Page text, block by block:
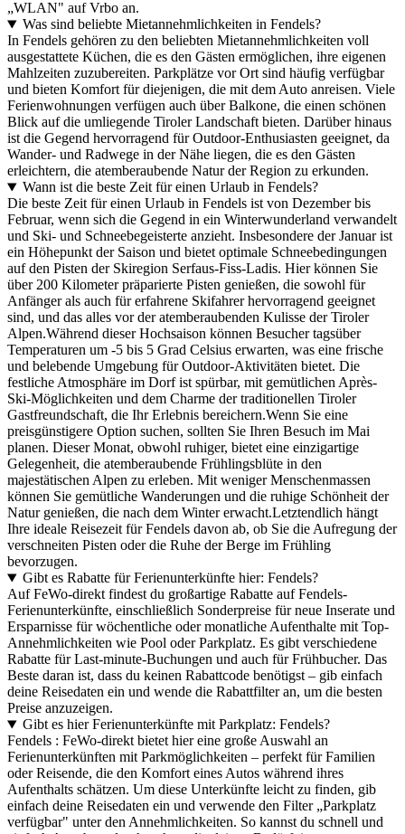
„WLAN" auf Vrbo an.
Was sind beliebte Mietannehmlichkeiten in Fendels?
In Fendels gehören zu den beliebten Mietannehmlichkeiten voll
ausgestattete Küchen, die es den Gästen ermöglichen, ihre eigenen
Mahlzeiten zuzubereiten. Parkplätze vor Ort sind häufig verfügbar
und bieten Komfort für diejenigen, die mit dem Auto anreisen. Viele
Ferienwohnungen verfügen auch über Balkone, die einen schönen
Blick auf die umliegende Tiroler Landschaft bieten. Darüber hinaus
ist die Gegend hervorragend für Outdoor-Enthusiasten geeignet, da
Wander- und Radwege in der Nähe liegen, die es den Gästen
erleichtern, die atemberaubende Natur der Region zu erkunden.
Wann ist die beste Zeit für einen Urlaub in Fendels?
Die beste Zeit für einen Urlaub in Fendels ist von Dezember bis
Februar, wenn sich die Gegend in ein Winterwunderland verwandelt
und Ski- und Schneebegeisterte anzieht. Insbesondere der Januar ist
ein Höhepunkt der Saison und bietet optimale Schneebedingungen
auf den Pisten der Skiregion Serfaus-Fiss-Ladis. Hier können Sie
über 200 Kilometer präparierte Pisten genießen, die sowohl für
Anfänger als auch für erfahrene Skifahrer hervorragend geeignet
sind, und das alles vor der atemberaubenden Kulisse der Tiroler
Alpen.Während dieser Hochsaison können Besucher tagsüber
Temperaturen um -5 bis 5 Grad Celsius erwarten, was eine frische
und belebende Umgebung für Outdoor-Aktivitäten bietet. Die
festliche Atmosphäre im Dorf ist spürbar, mit gemütlichen Après-
Ski-Möglichkeiten und dem Charme der traditionellen Tiroler
Gastfreundschaft, die Ihr Erlebnis bereichern.Wenn Sie eine
preisgünstigere Option suchen, sollten Sie Ihren Besuch im Mai
planen. Dieser Monat, obwohl ruhiger, bietet eine einzigartige
Gelegenheit, die atemberaubende Frühlingsblüte in den
majestätischen Alpen zu erleben. Mit weniger Menschenmassen
können Sie gemütliche Wanderungen und die ruhige Schönheit der
Natur genießen, die nach dem Winter erwacht.Letztendlich hängt
Ihre ideale Reisezeit für Fendels davon ab, ob Sie die Aufregung der
verschneiten Pisten oder die Ruhe der Berge im Frühling
bevorzugen.
Gibt es Rabatte für Ferienunterkünfte hier: Fendels?
Auf FeWo-direkt findest du großartige Rabatte auf Fendels-
Ferienunterkünfte, einschließlich Sonderpreise für neue Inserate und
Ersparnisse für wöchentliche oder monatliche Aufenthalte mit Top-
Annehmlichkeiten wie Pool oder Parkplatz. Es gibt verschiedene
Rabatte für Last-minute-Buchungen und auch für Frühbucher. Das
Beste daran ist, dass du keinen Rabattcode benötigst – gib einfach
deine Reisedaten ein und wende die Rabattfilter an, um die besten
Preise anzuzeigen.
Gibt es hier Ferienunterkünfte mit Parkplatz: Fendels?
Fendels : FeWo-direkt bietet hier eine große Auswahl an
Ferienunterkünften mit Parkmöglichkeiten – perfekt für Familien
oder Reisende, die den Komfort eines Autos während ihres
Aufenthalts schätzen. Um diese Unterkünfte leicht zu finden, gib
einfach deine Reisedaten ein und verwende den Filter „Parkplatz
verfügbar" unter den Annehmlichkeiten. So kannst du schnell und